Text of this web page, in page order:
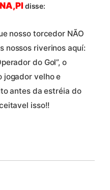
disse:
nosso torcedor NÃO
nossos riverinos aquí:
do Gol”, o
jogador velho e
antes da estréia do
isso!!